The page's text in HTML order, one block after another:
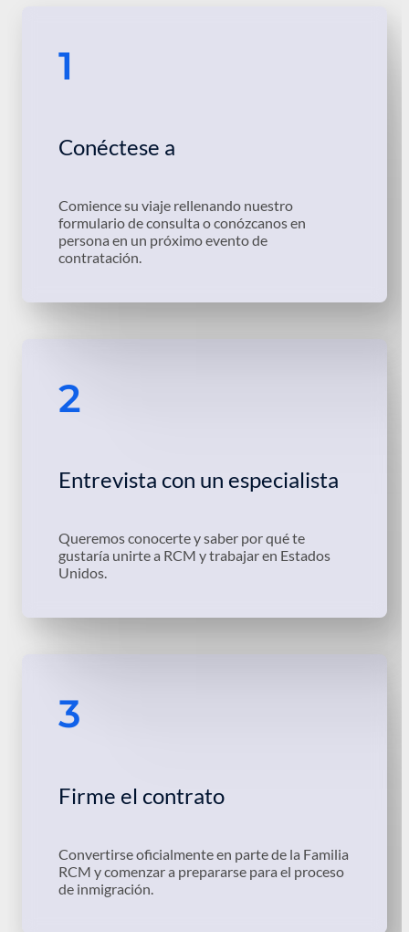
1
Conéctese a
Comience su viaje rellenando nuestro
formulario de consulta o conózcanos en
persona en un próximo evento de
contratación.
2
Entrevista con un especialista
Queremos conocerte y saber por qué te
gustaría unirte a RCM y trabajar en Estados
Unidos.
3
Firme el contrato
Convertirse oficialmente en parte de la Familia
RCM y comenzar a prepararse para el proceso
de inmigración.